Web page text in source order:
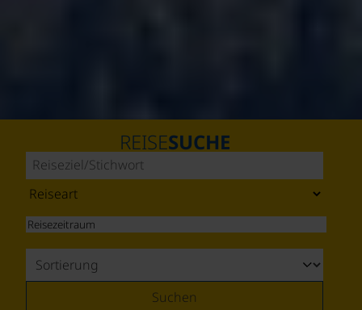
REISESUCHE
Suchen